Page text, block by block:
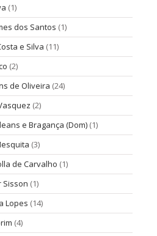
(1)
dos Santos (1)
e Silva (11)
(2)
de Oliveira (24)
(2)
e Bragança (Dom) (1)
(3)
de Carvalho (1)
Sisson (1)
Lopes (14)
(4)